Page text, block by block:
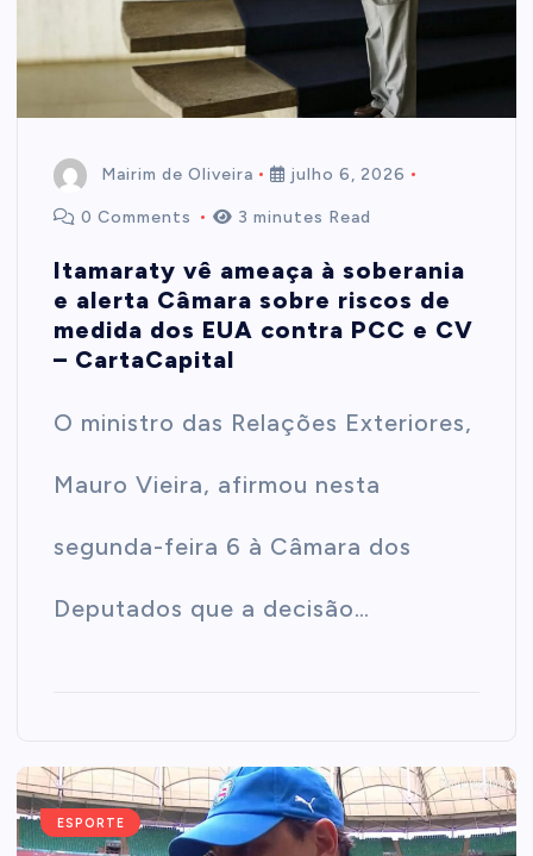
Mairim de Oliveira julho 6, 2026
0 Comments 3 minutes Read
Itamaraty vê ameaça à soberania
e alerta Câmara sobre riscos de
medida dos EUA contra PCC e CV
– CartaCapital
O ministro das Relações Exteriores,
Mauro Vieira, afirmou nesta
segunda-feira 6 à Câmara dos
Deputados que a decisão…
ESPORTE